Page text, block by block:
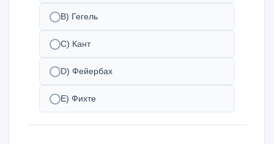
В) Гегель
С) Кант
D) Фейербах
Е) Фихте